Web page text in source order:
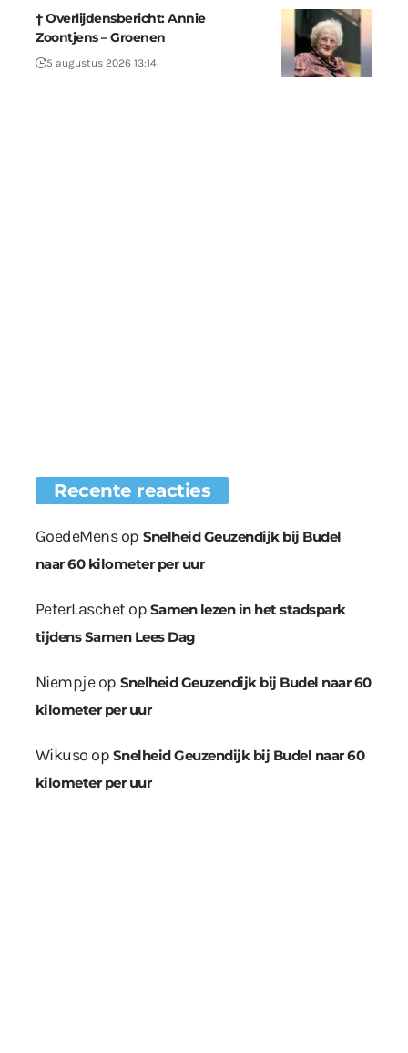
† Overlijdensbericht: Annie
Zoontjens – Groenen
5 augustus 2026 13:14
Recente reacties
GoedeMensop Snelheid Geuzendijk bij Budel
naar 60 kilometer per uur
PeterLaschetop Samen lezen in het stadspark
tijdens Samen Lees Dag
Niempjeop Snelheid Geuzendijk bij Budel naar 60
kilometer per uur
Wikuso op Snelheid Geuzendijk bij Budel naar 60
kilometer per uur